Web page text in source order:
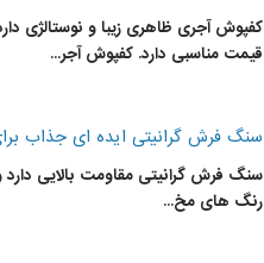
کفپوش آجری ظاهری زیبا و نوستالژی
قیمت مناسبی دارد. کفپوش آجر...
سنگ فرش گرانیتی ایده ای جذاب
سنگ فرش گرانیتی مقاومت بالایی
رنگ های مخ...